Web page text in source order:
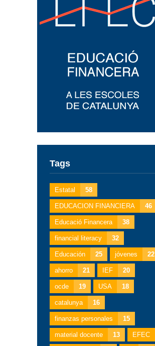
Tags
Estatal 58
EDUCACION FINANCIERA 46
Educació Financera 38
financial literacy 32
Educación 25 jóvenes 22
ahorro 21 IEF 20
ocde 19 USA 18
catalunya 16
finanzas personales 15
material docente 13 EFEC